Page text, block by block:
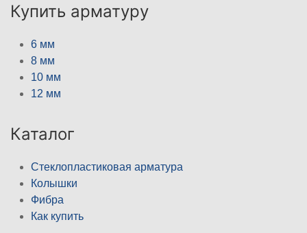
Купить арматуру
6 мм
8 мм
10 мм
12 мм
Каталог
Стеклопластиковая арматура
Колышки
Фибра
Как купить